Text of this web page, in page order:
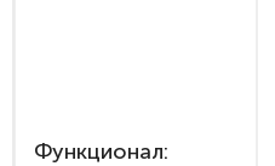
Функционал: